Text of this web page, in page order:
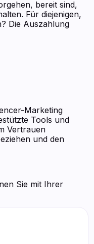
bereit sind,
Für diejenigen,
Die Auszahlung
Marketing
Tools und
Vertrauen
und den
Sie mit Ihrer